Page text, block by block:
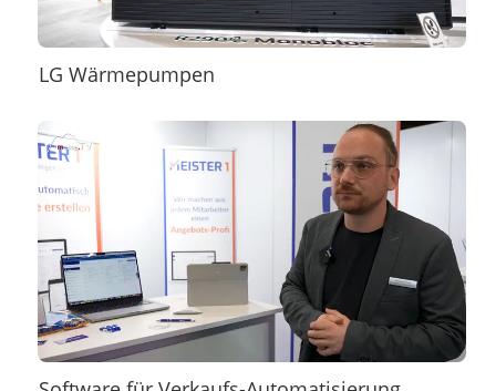
LG Wärmepumpen